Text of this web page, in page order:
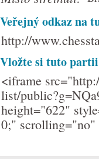
Veřejný odkaz na
http://
Vložte si tuto
<iframe
list/
height="622"
0;" scrolling="no"